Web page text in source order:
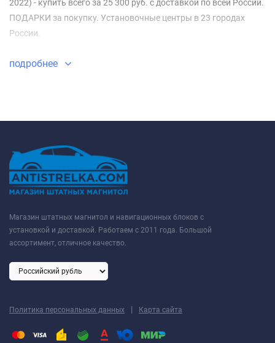
2022) - купить всего за 25 300 руб. с доставкой по всей России.
ПОДАРКИ за покупку. Установочные центры в 23 городах
России.
подробнее
Магазин штатных магнитол и навигационных блоков с
установкой и доставкой. Работаем с 2011 года. Большой
ассортимент, отличное качество.
Политика персональных данных | Карта сайта